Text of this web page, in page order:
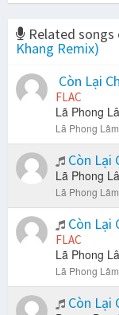
Related
Khang Remix)
Còn Lại
FLAC
Lã Phong
Lã Phong
Còn Lại
Lã Phong
Lã Phong
Còn Lại
FLAC
Lã Phong
Lã Phong
Còn Lại